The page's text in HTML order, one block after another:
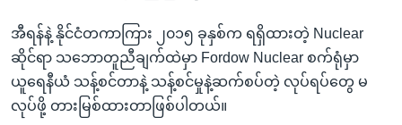
အီရန်နဲ့ နိုင်ငံတကာကြား ၂၀၁၅ ခုနှစ်က ရရှိထားတဲ့ Nuclear
ဆိုင်ရာ သဘောတူညီချက်ထဲမှာ Fordow Nuclear စက်ရုံမှာ
ယူရေနီယံ သန့်စင်တာနဲ့ သန့်စင်မှုနဲ့ဆက်စပ်တဲ့ လုပ်ရပ်တွေ မ
လုပ်ဖို့ တားမြစ်ထားတာဖြစ်ပါတယ်။